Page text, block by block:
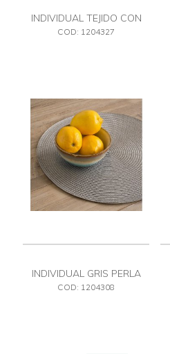
INDIVIDUAL TEJIDO CON
COLOR
COD: 1204327
INDIVIDUAL GRIS PERLA
COD: 1204308